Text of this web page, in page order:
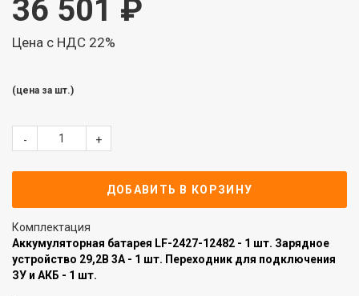
36 501 ₽
Цена с НДС 22%
(цена за шт.)
- +
ДОБАВИТЬ В КОРЗИНУ
Комплектация
Аккумуляторная батарея LF-2427-12482 - 1 шт. Зарядное
устройство 29,2В 3А - 1 шт. Переходник для подключения
ЗУ и АКБ - 1 шт.